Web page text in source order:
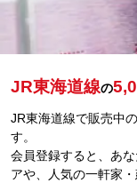
JR東海道線の
JR東海道線で販売中
す。
会員登録すると、あ
アや、人気の一軒家